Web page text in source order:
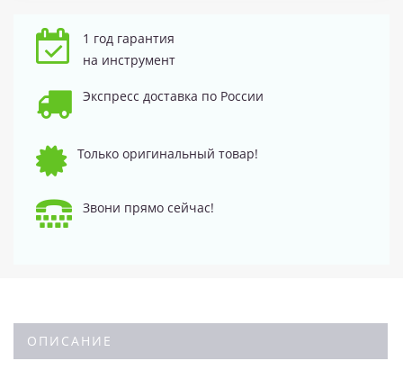
1 год гарантия
на инструмент
Экспресс доставка по России
Только оригинальный товар!
Звони прямо сейчас!
ОПИСАНИЕ